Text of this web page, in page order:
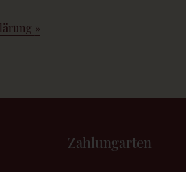
»
Zahlungarten